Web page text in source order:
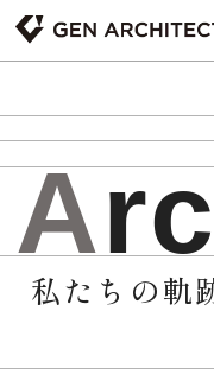
Arc
私たちの軌